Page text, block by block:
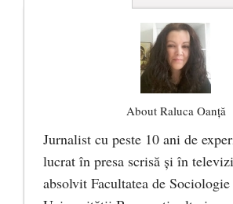
About Raluca Oanță
Jurnalist cu peste 10 ani de
lucrat în presa scrisă și în
absolvit Facultatea de